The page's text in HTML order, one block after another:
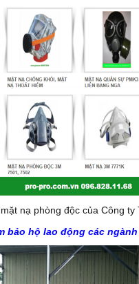
nạ phòng độc của Công ty
bảo hộ lao động các